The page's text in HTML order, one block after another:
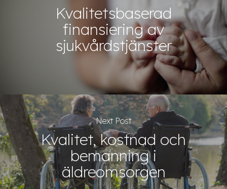
Kvalitetsbaserad
finansiering av
sjukvårdstjänster
Next Post
Kvalitet, kostnad och
bemanning i
äldreomsorgen